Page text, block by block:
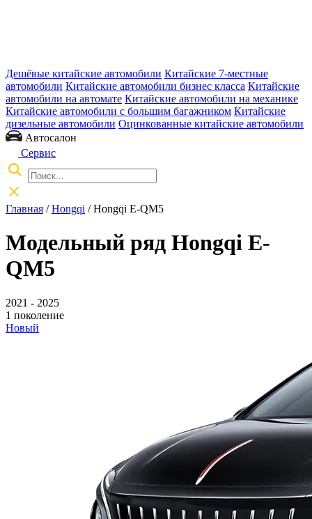
Дешёвые китайские автомобили Китайские 7-местные
автомобили Китайские автомобили бизнес класса Китайские
автомобили на автомате Китайские автомобили на механике
Китайские автомобили с большим багажником Китайские
дизельные автомобили Оцинкованные китайские автомобили
Автосалон
Сервис
Главная /Hongqi / Hongqi E-QM5
Модельный ряд Hongqi E-
QM5
2021 - 2025
1 поколение
Новый